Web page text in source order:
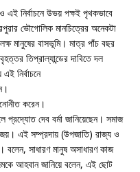
এই নির্বাচনে উভয় পক্ষই পৃথকভাবে
ভৌগোলিক মানচিত্রের অনেকটা
মানুষের বাসভূমি। মাত্র পাঁচ বছর
তিপ্রাল্যান্ডের দাবিতে দল
নির্বাচনে
করেন।
দেব বর্মা জানিয়েছেন। সমাজ
জয়। এই সম্প্রদায় (উপজাতি) রাজ্য ও
বলেন, সাধারণ মানুষ অসাধারণ কাজ
আহবান জানিয়ে বলেন, এই ছোট